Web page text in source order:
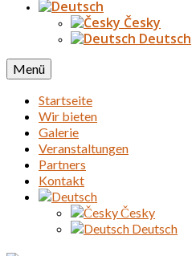
Česky
Deutsch
Menü
Startseite
Wir bieten
Galerie
Veranstaltungen
Partners
Kontakt
Česky
Deutsch